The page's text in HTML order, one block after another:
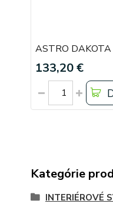
ASTRO
133,20 €
Kategórie
INTERIÉROVÉ